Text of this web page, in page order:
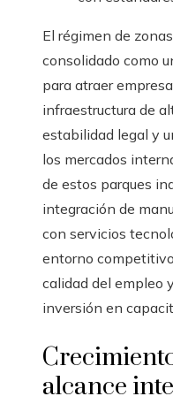
El régimen de
consolidado como
para atraer
infraestructura de
estabilidad legal y
los mercados
de estos parques
integración de
con servicios
entorno
calidad del empleo
inversión en
alcance